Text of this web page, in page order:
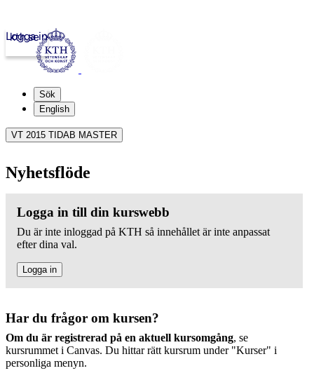
kth.se
Logga in
Sök
English
VT 2015 TIDAB MASTER
Nyhetsflöde
Logga in till din kurswebb
Du är inte inloggad på KTH så innehållet är inte anpassat
efter dina val.
Logga in
Har du frågor om kursen?
Om du är registrerad på en aktuell kursomgång, se
kursrummet i Canvas. Du hittar rätt kursrum under "Kurser" i
personliga menyn.